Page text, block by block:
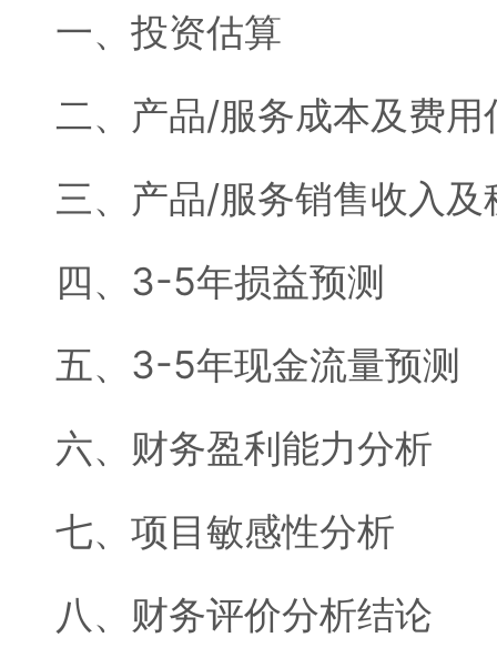
一、投资估算
二、产品/服务成本及费用
三、产品/服务销售收入及
四、3-5年损益预测
五、3-5年现金流量预测
六、财务盈利能力分析
七、项目敏感性分析
八、财务评价分析结论